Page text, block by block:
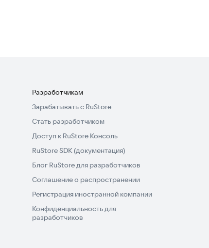
Разработчикам
Зарабатывать с RuStore
Стать разработчиком
Доступ к RuStore Консоль
RuStore SDK (документация)
Блог RuStore для разработчиков
Соглашение о распространении
Регистрация иностранной компании
Конфиденциальность для
разработчиков